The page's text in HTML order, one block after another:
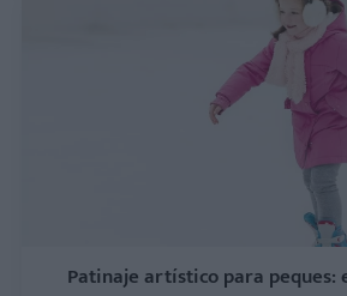
Patinaje artístico para peques: